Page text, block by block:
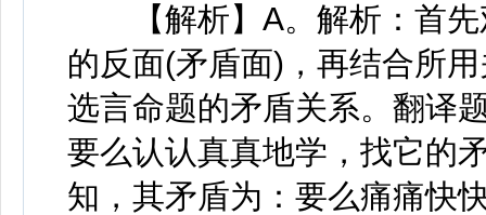
【解析】A。解析：首先
的反面(矛盾面)，再结合所
选言命题的矛盾关系。翻译
要么认认真真地学，找它的
知，其矛盾为：要么痛痛快